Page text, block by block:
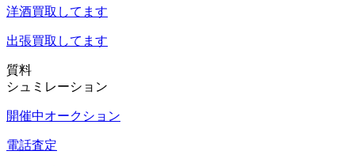
洋酒買取してます
出張買取 してます
質料
シュミレーション
開催中オークション
電話査定